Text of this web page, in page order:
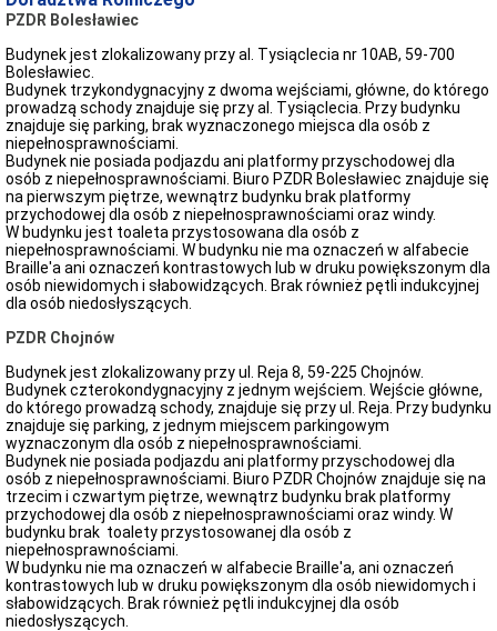
PZDR Bolesławiec
Budynek jest zlokalizowany przy al. Tysiąclecia nr 10AB, 59-700
Bolesławiec.
Budynek trzykondygnacyjny z dwoma wejściami, główne, do którego
prowadzą schody znajduje się przy al. Tysiąclecia. Przy budynku
znajduje się parking, brak wyznaczonego miejsca dla osób z
niepełnosprawnościami.
Budynek nie posiada podjazdu ani platformy przyschodowej dla
osób z niepełnosprawnościami. Biuro PZDR Bolesławiec znajduje się
na pierwszym piętrze, wewnątrz budynku brak platformy
przychodowej dla osób z niepełnosprawnościami oraz windy.
W budynku jest toaleta przystosowana dla osób z
niepełnosprawnościami. W budynku nie ma oznaczeń w alfabecie
Braille'a ani oznaczeń kontrastowych lub w druku powiększonym dla
osób niewidomych i słabowidzących. Brak również pętli indukcyjnej
dla osób niedosłyszących.
PZDR Chojnów
Budynek jest zlokalizowany przy ul. Reja 8, 59-225 Chojnów.
Budynek czterokondygnacyjny z jednym wejściem. Wejście główne,
do którego prowadzą schody, znajduje się przy ul. Reja. Przy budynku
znajduje się parking, z jednym miejscem parkingowym
wyznaczonym dla osób z niepełnosprawnościami.
Budynek nie posiada podjazdu ani platformy przyschodowej dla
osób z niepełnosprawnościami. Biuro PZDR Chojnów znajduje się na
trzecim i czwartym piętrze, wewnątrz budynku brak platformy
przychodowej dla osób z niepełnosprawnościami oraz windy. W
budynku brak toalety przystosowanej dla osób z
niepełnosprawnościami.
W budynku nie ma oznaczeń w alfabecie Braille'a, ani oznaczeń
kontrastowych lub w druku powiększonym dla osób niewidomych i
słabowidzących. Brak również pętli indukcyjnej dla osób
niedosłyszących.